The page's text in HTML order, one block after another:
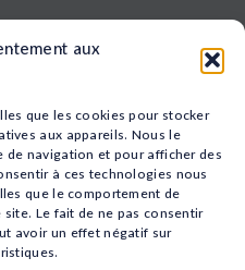
aux
que les cookies pour stocker
aux appareils. Nous le
de navigation et pour afficher des
à ces technologies nous
que le comportement de
Le fait de ne pas consentir
avoir un effet négatif sur